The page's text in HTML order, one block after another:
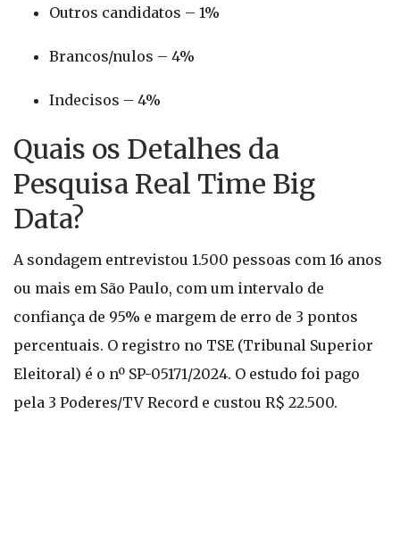
Outros candidatos – 1%
Brancos/nulos – 4%
Indecisos – 4%
Quais os Detalhes da
Pesquisa Real Time Big
Data?
A sondagem entrevistou 1.500 pessoas com 16 anos
ou mais em São Paulo, com um intervalo de
confiança de 95% e margem de erro de 3 pontos
percentuais. O registro no TSE (Tribunal Superior
Eleitoral) é o nº SP-05171/2024. O estudo foi pago
pela 3 Poderes/TV Record e custou R$ 22.500.